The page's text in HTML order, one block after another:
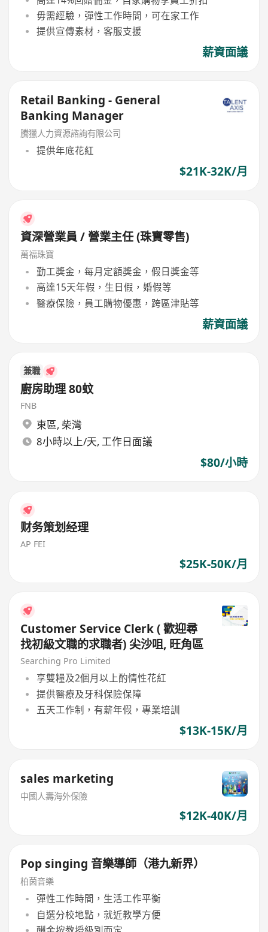
毋需經驗，彈性工作時間，可在家工作
提供宣傳素材，客服支援
薪資面議
Retail Banking - General
Banking Manager
騰獵人力資源諮詢有限公司
提供年底花紅
$21K-32K/月
資深營業員 / 營業主任 (珠寶零售)
萬福珠寶
勤工獎金，每月定額獎金，假日獎金等
高達15天年假，生日假，婚假等
醫療保險，員工購物優惠，跨區津貼等
薪資面議
兼職
廚房助理 80蚊
FNB
東區, 柴灣
8小時以上/天, 工作日面議
$80/小時
财务策划经理
AP FEI
$25K-50K/月
Customer Service Clerk ( 歡迎尋
找初級文職的求職者) 尖沙咀, 旺角區
Searching Pro Limited
享雙糧及2個月以上酌情性花紅
提供醫療及牙科保險保障
五天工作制，有薪年假，專業培訓
$13K-15K/月
sales marketing
中國人壽海外保險
$12K-40K/月
Pop singing 音樂導師（港九新界）
柏茵音樂
彈性工作時間，生活工作平衡
自選分校地點，就近教學方便